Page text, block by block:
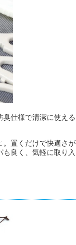
仕様で清潔に使える
。置くだけで快適さが
良く、気軽に取り入